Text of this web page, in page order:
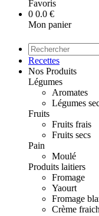
Favoris
0 0.0 €
Mon panier
Recettes
Nos Produits
Légumes
Aromates
Légumes
Fruits
Fruits frais
Fruits secs
Pain
Moulé
Produits laitiers
Fromage
Yaourt
Fromage
Crème